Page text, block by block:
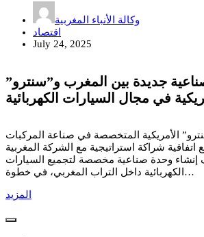
وكالة الأنباء المغربية
اقتصاد
July 24, 2025
جديدة بين المغرب و”سنترو”
في مجال السيارات الكهربائية
الأمريكية المتخصصة في صناعة المركبات
اتفاقية شراكة استراتيجية مع الشركة المغربية
إنشاء وحدة صناعية مخصصة لتجميع السيارات
الكهربائية داخل التراب المغربي، في خطوة…
المزيد